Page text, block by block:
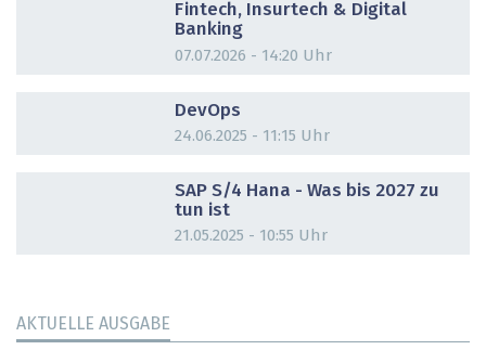
Fintech, Insurtech & Digital
Banking
07.07.2026 - 14:20 Uhr
DevOps
24.06.2025 - 11:15 Uhr
SAP S/4 Hana - Was bis 2027 zu
tun ist
21.05.2025 - 10:55 Uhr
AKTUELLE AUSGABE